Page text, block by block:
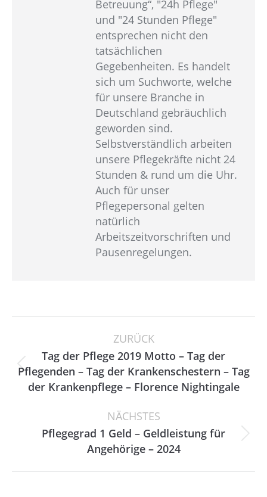
Betreuung“, "24h Pflege"
und "24 Stunden Pflege"
entsprechen nicht den
tatsächlichen
Gegebenheiten. Es handelt
sich um Suchworte, welche
für unsere Branche in
Deutschland gebräuchlich
geworden sind.
Selbstverständlich arbeiten
unsere Pflegekräfte nicht 24
Stunden & rund um die Uhr.
Auch für unser
Pflegepersonal gelten
natürlich
Arbeitszeitvorschriften und
Pausenregelungen.
Kommentarnavigation
ZURÜCK
Vorheriger
Beitrag:
Tag der Pflege 2019 Motto – Tag der
Pflegenden – Tag der Krankenschestern – Tag
der Krankenpflege – Florence Nightingale
NÄCHSTES
Nächster
Beitrag:
Pflegegrad 1 Geld – Geldleistung für
Angehörige – 2024